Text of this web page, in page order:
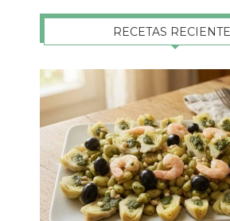
RECETAS